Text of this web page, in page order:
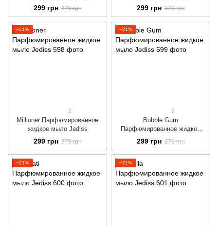
299 грн 379 грн 299 грн 379 грн
−21%
2
Millioner Парфюмированное
жидкое мыло Jediss
299 грн 379 грн
−21%
2
Bubble Gum
Парфюмированное жидкое
мыло Jediss
299 грн 379 грн
−21% −21%